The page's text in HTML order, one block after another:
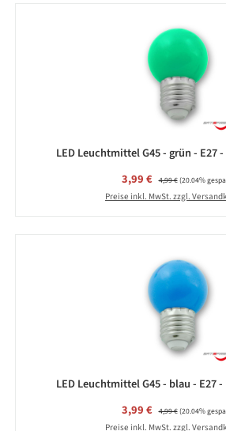
LED Leuchtmittel G45 - grün - E27 -
Verkaufspreis:
3,99 € Regulärer Preis:
4,99 €(20.04%
Preise inkl. MwSt. zzgl.
LED Leuchtmittel G45 - blau - E27 -
Verkaufspreis:
3,99 € Regulärer Preis:
4,99 €(20.04%
Preise inkl. MwSt. zzgl.